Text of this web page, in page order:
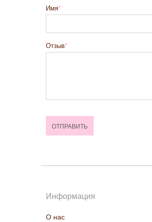
Имя
Отзыв
Информация
О нас